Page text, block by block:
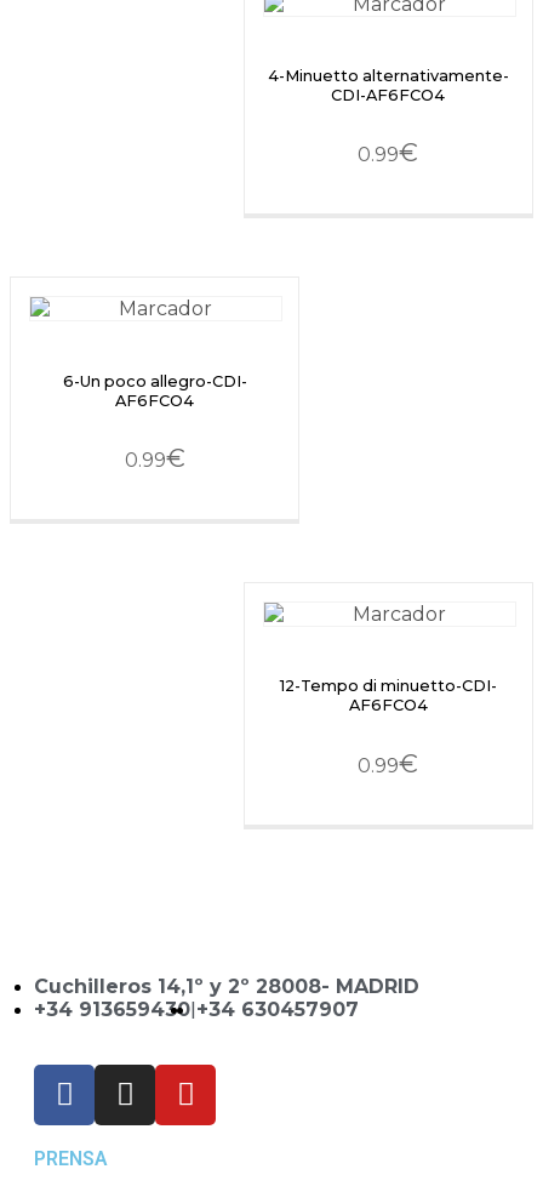
4-Minuetto alternativamente-
CDI-AF6FCO4
0.99€
6-Un poco allegro-CDI-
AF6FCO4
0.99€
12-Tempo di minuetto-CDI-
AF6FCO4
0.99€
Cuchilleros 14,1º y 2º 28008- MADRID
+34 913659430|+34 630457907
PRENSA